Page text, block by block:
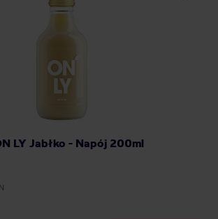
LY Jabłko - Napój 200ml